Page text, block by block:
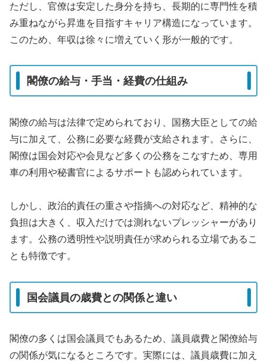
ただし、官僚は安定した身分を持ち、長期的に専門性を積
み重ねながら昇進を目指すキャリア構造になっています。
このため、年収は徐々に増えていく形が一般的です。
閣僚の給与・手当・経費の仕組み
閣僚の給与は法律で定められており、国務大臣としての給
与に加えて、公務に必要な経費が支給されます。さらに、
閣僚は国会対応や会見など多くの公務をこなすため、専用
車の利用や秘書官によるサポートも認められています。
しかし、政治的責任の重さや指摘への対応など、精神的な
負担は大きく、収入だけでは測れないプレッシャーがあり
ます。公務の透明性や説明責任が求められる立場であるこ
とも特徴です。
国会議員の歳費との関係と違い
閣僚の多くは国会議員でもあるため、議員歳費と閣僚給与
の関係が気になるところです。実際には、議員歳費に加え